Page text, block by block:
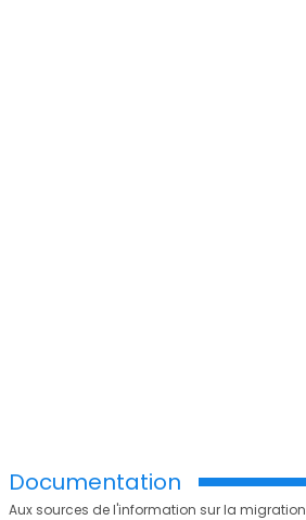
Documentation
Aux sources de l'information sur la migration